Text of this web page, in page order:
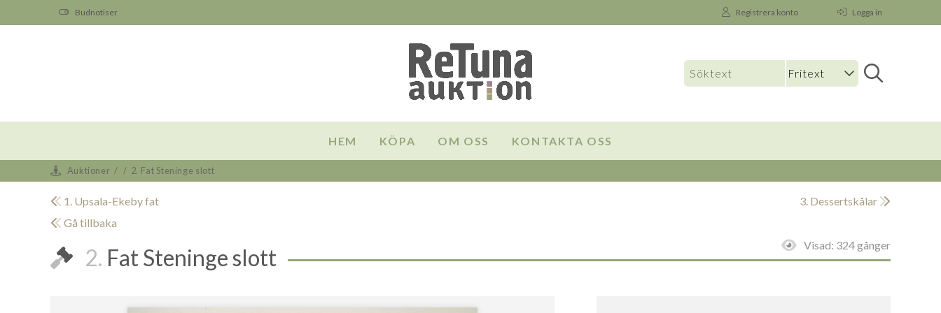
Budnotiser Registrera konto Logga in
HEM KÖPA OM OSS KONTAKTA OSS
Auktioner / / 2. Fat Steninge slott
1. Upsala-Ekeby fat
3. Dessertskålar
Gå tillbaka
Visad: 324 gånger
2. Fat Steninge slott